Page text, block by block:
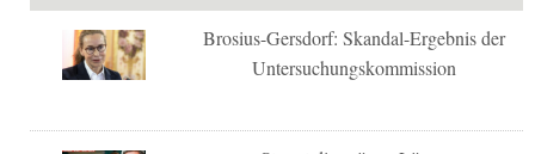
Brosius-Gersdorf: Skandal-Ergebnis der
Untersuchungskommission